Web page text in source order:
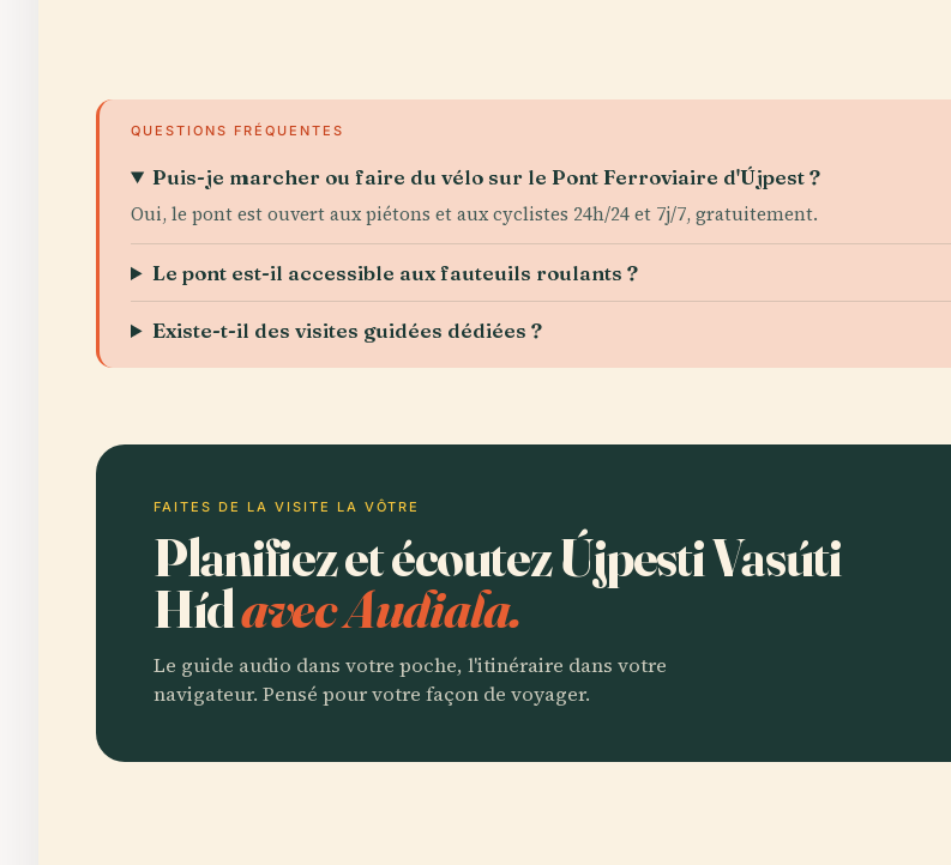
QUESTIONS FRÉQUENTES
Puis-je marcher ou faire du vélo sur le Pont Ferroviaire d'Újpest ?
Oui, le pont est ouvert aux piétons et aux cyclistes 24h/24 et 7j/7, gratuitement.
Le pont est-il accessible aux fauteuils roulants ?
Existe-t-il des visites guidées dédiées ?
FAITES DE LA VISITE LA VÔTRE
Planifiez et écoutez Újpesti Vasúti
Hídavec Audiala.
Le guide audio dans votre poche, l'itinéraire dans votre
navigateur. Pensé pour votre façon de voyager.